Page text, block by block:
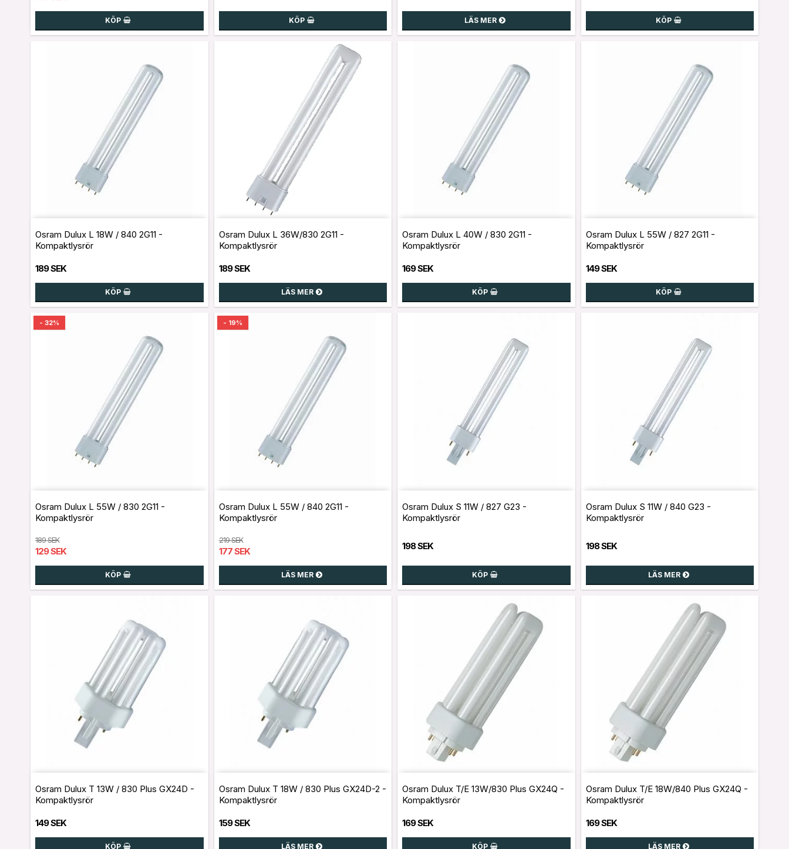
KÖP KÖP LÄS MER KÖP
Osram Dulux L 18W / 840 2G11 -
Kompaktlysrör
189 SEK
KÖP
Osram Dulux L 36W/830 2G11 -
Kompaktlysrör
189 SEK
LÄS MER
Osram Dulux L 40W / 830 2G11 -
Kompaktlysrör
169 SEK
KÖP
Osram Dulux L 55W / 827 2G11 -
Kompaktlysrör
149 SEK
KÖP
- 32%
Osram Dulux L 55W / 830 2G11 -
Kompaktlysrör
189 SEK
129 SEK
KÖP
- 19%
Osram Dulux L 55W / 840 2G11 -
Kompaktlysrör
219 SEK
177 SEK
LÄS MER
Osram Dulux S 11W / 827 G23 -
Kompaktlysrör
198 SEK
KÖP
Osram Dulux S 11W / 840 G23 -
Kompaktlysrör
198 SEK
LÄS MER
Osram Dulux T 13W / 830 Plus GX24D -
Kompaktlysrör
149 SEK
KÖP
Osram Dulux T 18W / 830 Plus GX24D-2 -
Kompaktlysrör
159 SEK
LÄS MER
Osram Dulux T/E 13W/830 Plus GX24Q -
Kompaktlysrör
169 SEK
KÖP
Osram Dulux T/E 18W/840 Plus GX24Q -
Kompaktlysrör
169 SEK
LÄS MER